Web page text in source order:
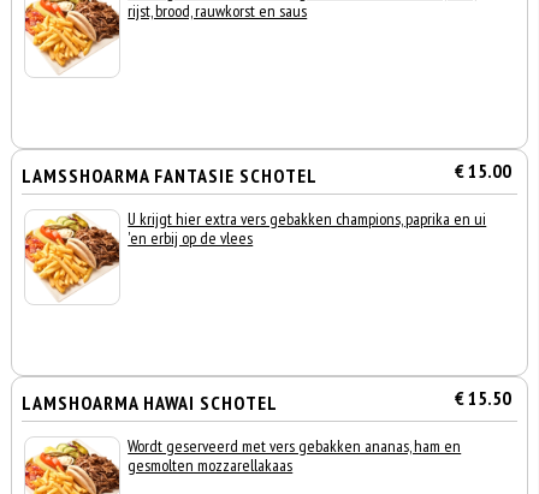
rijst, brood, rauwkorst en saus
LAMSSHOARMA FANTASIE SCHOTEL € 15.00
U krijgt hier extra vers gebakken champions, paprika en ui
'en erbij op de vlees
LAMSHOARMA HAWAI SCHOTEL € 15.50
Wordt geserveerd met vers gebakken ananas, ham en
gesmolten mozzarellakaas